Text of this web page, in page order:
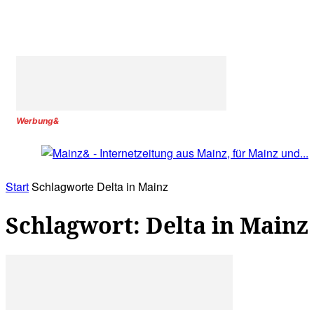
Werbung&
StartSchlagworte Delta in Mainz
Schlagwort: Delta in Mainz